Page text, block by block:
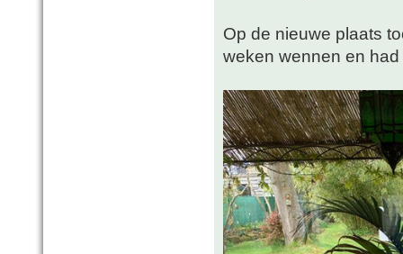
Op de nieuwe plaats
weken wennen en